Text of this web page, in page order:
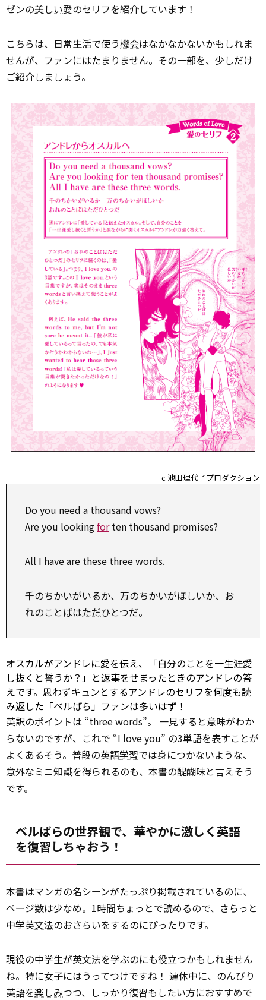
ゼンの美しい愛のセリフを紹介しています！
こちらは、日常生活で使う機会はなかなかないかもしれま
せんが、ファンにはたまりません。その一部を、少しだけ
ご紹介しましょう。
c 池田理代子プロダクション
Do you need a thousand vows?
Are you lookingforten thousand promises?
All I have are these three words.
千のちかいがいるか、万のちかいがほしいか、お
れのことばはただひとつだ。
オスカルがアンドレに愛を伝え、「自分のことを一生涯愛
し抜くと誓うか？」と返事をせまったときのアンドレの答
えです。思わずキュンとするアンドレのセリフを何度も読
み返した「ベルばら」ファンは多いはず！
英訳のポイントは “three words”。 一見すると意味がわか
らないのですが、これで “I love you” の3単語を表すことが
よくあるそう。普段の英語学習では身につかないような、
意外なミニ知識を得られるのも、本書の醍醐味と言えそう
です。
ベルばらの世界観で、華やかに激しく英語
を復習しちゃおう！
本書はマンガの名シーンがたっぷり掲載されているのに、
ページ数は少なめ。1時間ちょっとで読めるので、さらっと
中学英文法のおさらいをするのにぴったりです。
現役の中学生が英文法を学ぶのにも役立つかもしれません
ね。特に女子にはうってつけですね！ 連休中に、のんびり
英語を楽しみつつ、しっかり復習もしたい方におすすめで